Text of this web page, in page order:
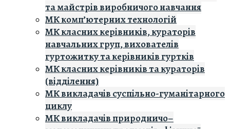
та майстрів виробничого навчання
МК комп’ютерних технологій
МК класних керівників, кураторів
навчальних груп, вихователів
гуртожитку та керівників гуртків
МК класних керівників та кураторів
(відділення)
МК викладачів суспільно-гуманітарного
циклу
МК викладачів природничо–